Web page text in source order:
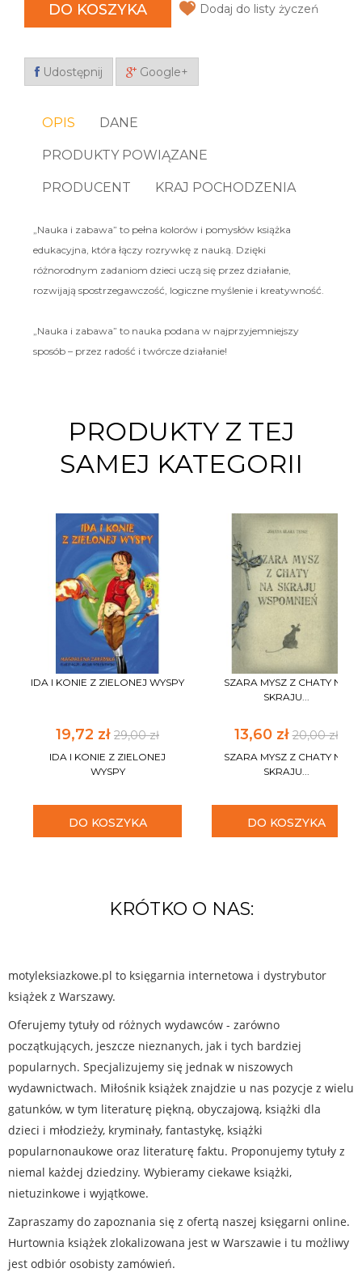
DO KOSZYKA Dodaj do listy życzeń
Udostępnij Google+
OPIS DANE
PRODUKTY POWIĄZANE
PRODUCENT KRAJ POCHODZENIA
„Nauka i zabawa” to pełna kolorów i pomysłów książka
edukacyjna, która łączy rozrywkę z nauką. Dzięki
różnorodnym zadaniom dzieci uczą się przez działanie,
rozwijają spostrzegawczość, logiczne myślenie i kreatywność.
„Nauka i zabawa” to nauka podana w najprzyjemniejszy
sposób – przez radość i twórcze działanie!
PRODUKTY Z TEJ
SAMEJ KATEGORII
IDA I KONIE Z ZIELONEJ WYSPY
19,72 zł 29,00 zł
IDA I KONIE Z ZIELONEJ
WYSPY
DO KOSZYKA
SZARA MYSZ Z CHATY NA
SKRAJU...
13,60 zł20,00 zł
SZARA MYSZ Z CHATY NA
SKRAJU...
DO KOSZYKA
KRÓTKO O NAS:
motyleksiazkowe.pl to księgarnia internetowa i dystrybutor
książek z Warszawy.
Oferujemy tytuły od różnych wydawców - zarówno
początkujących, jeszcze nieznanych, jak i tych bardziej
popularnych. Specjalizujemy się jednak w niszowych
wydawnictwach. Miłośnik książek znajdzie u nas pozycje z wielu
gatunków, w tym literaturę piękną, obyczajową, książki dla
dzieci i młodzieży, kryminały, fantastykę, książki
popularnonaukowe oraz literaturę faktu. Proponujemy tytuły z
niemal każdej dziedziny. Wybieramy ciekawe książki,
nietuzinkowe i wyjątkowe.
Zapraszamy do zapoznania się z ofertą naszej księgarni online.
Hurtownia książek zlokalizowana jest w Warszawie i tu możliwy
jest odbiór osobisty zamówień.